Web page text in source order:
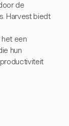
de
Harvest biedt
een
hun